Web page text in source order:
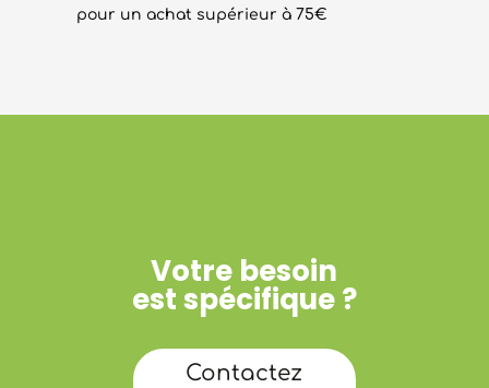
pour un achat supérieur à 75€
Votre besoin
est spécifique ?
Contactez